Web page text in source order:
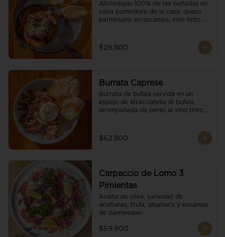
Albóndigas 100% de res bañadas en
salsa pomodoro de la casa, queso
parmesano en escamas, vino tinto y
$29.900
Burrata Caprese
Burrata de bufala servida en un
espejo de stracciatella di bufala,
acompañada de peras al vino tinto,
pesto y reducción de balsámico.
$62.900
Carpaccio de Lomo 3
Pimientas
Aceite de oliva, variedad de
aceitunas, trufa, albahaca y escamas
de parmesano.
$59.900